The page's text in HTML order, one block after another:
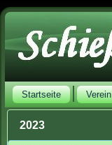
Startseite Verein
2023